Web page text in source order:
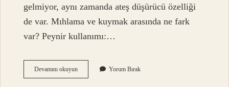
gelmiyor, aynı zamanda ateş düşürücü özelliği
de var. Mıhlama ve kuymak arasında ne fark
var? Peynir kullanımı:…
Devamını okuyunMıhlama
Denince
Yorum Bırak